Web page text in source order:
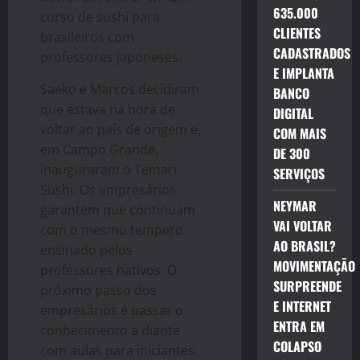
curso de sushi para
brasileiros com
professores japoneses.
Saeko e Marcos decidiram
que estava na hora de
voltar ao país de origem e,
em Campo Grande,
inauguraram o Temari
Sushi. Os empresários
garantem que continuam
com o mesmo tempero
ensinado pelos
professores nativos. O
próximo passo dos
empresários é passar o
conhecimento a diante
com aulas para iniciantes.
635.000
CLIENTES
CADASTRADOS
E IMPLANTA
BANCO
DIGITAL
COM MAIS
DE 300
SERVIÇOS
NEYMAR
VAI VOLTAR
AO BRASIL?
MOVIMENTAÇÃO
SURPREENDE
E INTERNET
ENTRA EM
COLAPSO